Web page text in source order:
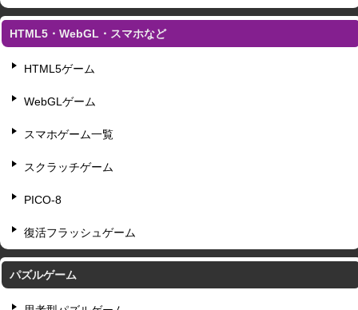
HTML5・WebGL・スマホなど
HTML5ゲーム
WebGLゲーム
スマホゲーム一覧
スクラッチゲーム
PICO-8
復活フラッシュゲーム
パズルゲーム